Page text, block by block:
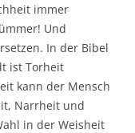
immer
Und
In der Bibel
ist Torheit
kann der Mensch
Narrheit und
in der Weisheit